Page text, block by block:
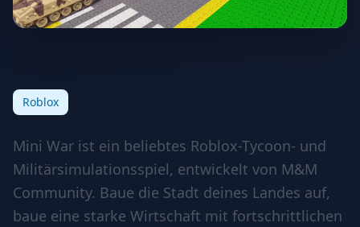
Roblox
Mini War ist ein beliebtes Roblox-Tycoon- und
Militärsimulationsspiel, entwickelt von M&M
Community. Baue die Stadt deines Landes auf,
baue eine starke Wirtschaft mit fortschrittlichen